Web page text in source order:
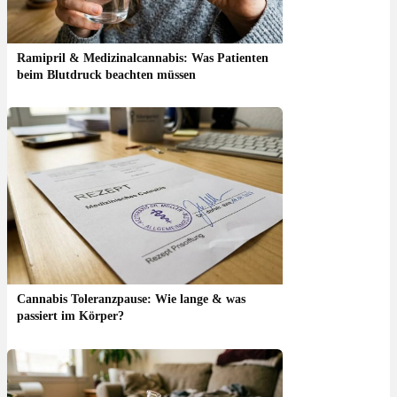
Ramipril & Medizinalcannabis: Was Patienten
beim Blutdruck beachten müssen
Cannabis Toleranzpause: Wie lange & was
passiert im Körper?